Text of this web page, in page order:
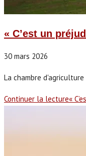
« C’est un
30 mars 2026
La chambre
Continuer la lecture«